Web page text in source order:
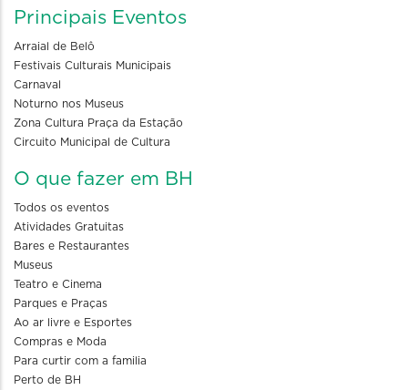
Principais Eventos
Arraial de Belô
Festivais Culturais Municipais
Carnaval
Noturno nos Museus
Zona Cultura Praça da Estação
Circuito Municipal de Cultura
O que fazer em BH
Todos os eventos
Atividades Gratuitas
Bares e Restaurantes
Museus
Teatro e Cinema
Parques e Praças
Ao ar livre e Esportes
Compras e Moda
Para curtir com a familia
Perto de BH